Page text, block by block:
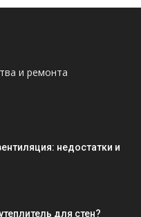
и ремонта
недостатки и
для стен?